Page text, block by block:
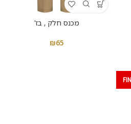
מכנס חלק , בז'
₪65